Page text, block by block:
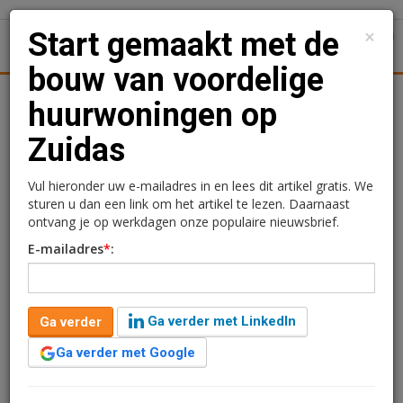
Nieuws Achtergronden Woningmarkt
Start gemaakt met de
bouw van voordelige
huurwoningen op Zuidas
Vandaag heeft ontwikkelaar Wonam, in bijzijn van
Wethouder Laurens Ivens, Bouwen en Wonen
Gemeente Amsterdam, de eerste paal geslagen van het
project Square op de Kop Zuidas in Amsterdam. Het
×
Start gemaakt met de
bouw van voordelige
huurwoningen op
Zuidas
Vul hieronder uw e-mailadres in en lees dit artikel gratis. We
sturen u dan een link om het artikel te lezen. Daarnaast
ontvang je op werkdagen onze populaire nieuwsbrief.
E-mailadres*:
Ga verder
Ga verder met LinkedIn
Ga verder met Google